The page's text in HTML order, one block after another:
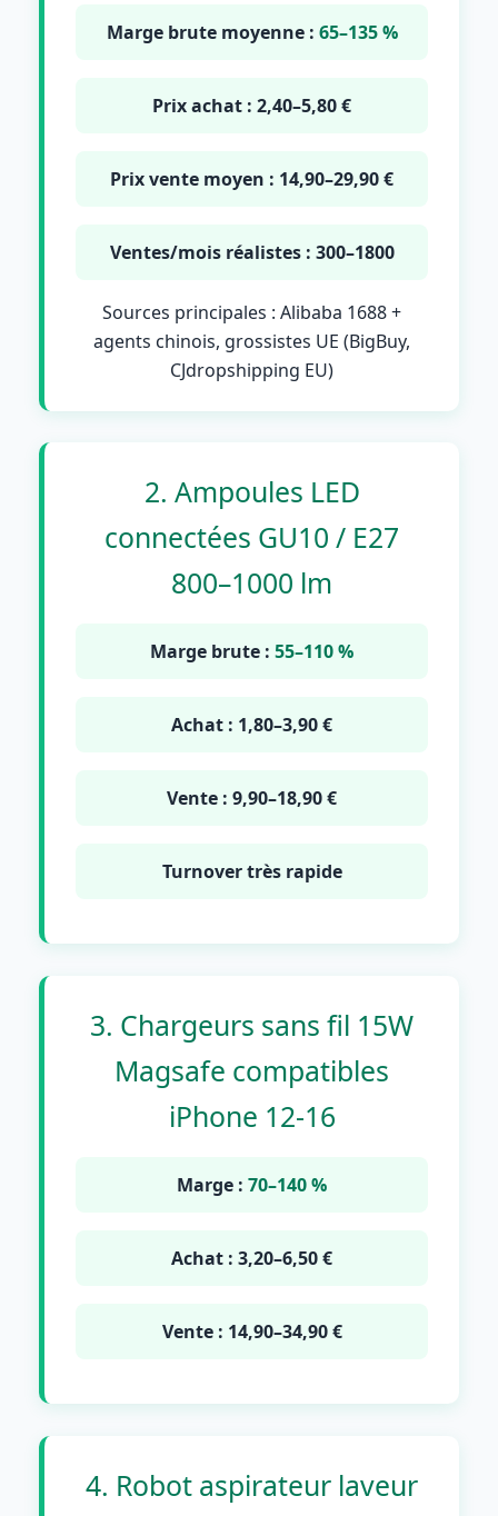
Marge brute moyenne : 65–135 %
Prix achat : 2,40–5,80 €
Prix vente moyen : 14,90–29,90 €
Ventes/mois réalistes : 300–1800
Sources principales : Alibaba 1688 +
agents chinois, grossistes UE (BigBuy,
CJdropshipping EU)
2. Ampoules LED
connectées GU10 / E27
800–1000 lm
Marge brute : 55–110 %
Achat : 1,80–3,90 €
Vente : 9,90–18,90 €
Turnover très rapide
3. Chargeurs sans fil 15W
Magsafe compatibles
iPhone 12-16
Marge : 70–140 %
Achat : 3,20–6,50 €
Vente : 14,90–34,90 €
4. Robot aspirateur laveur